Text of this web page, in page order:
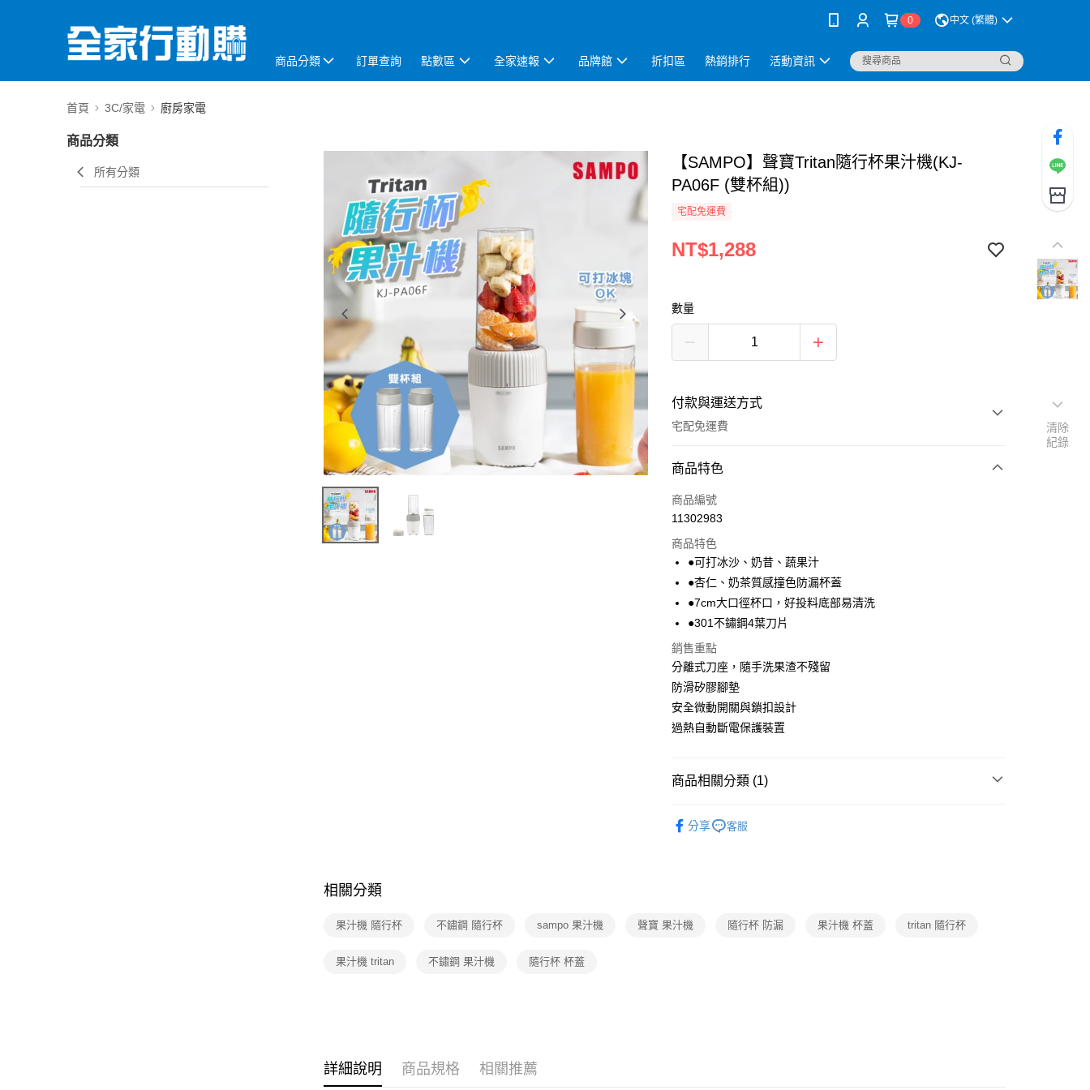
0 中文 (繁體)
商品分類 訂單查詢 點數區 全家速報 品牌館 折扣區 熱銷排行 活動資訊
首頁 3C/家電 廚房家電
商品分類
所有分類
【SAMPO】聲寶Tritan隨行杯果汁機(KJ-
PA06F (雙杯組))
宅配免運費
NT$1,288
數量
付款與運送方式
宅配免運費
付款方式
全家線上支付
運送方式
本島宅配-活動商品
免運費
離島宅配-常溫商品
免運費
商品特色
商品編號
11302983
商品特色
●可打冰沙、奶昔、蔬果汁
●杏仁、奶茶質感撞色防漏杯蓋
●7cm大口徑杯口，好投料底部易清洗
●301不鏽鋼4葉刀片
銷售重點
分離式刀座，隨手洗果渣不殘留
防滑矽膠腳墊
安全微動開關與鎖扣設計
過熱自動斷電保護裝置
商品相關分類 (1)
分享
客服
相關分類
果汁機 隨行杯 不鏽鋼 隨行杯 sampo 果汁機 聲寶 果汁機 隨行杯 防漏 果汁機 杯蓋 tritan 隨行杯
果汁機 tritan 不鏽鋼 果汁機 隨行杯 杯蓋
詳細說明 商品規格 相關推薦
清除
紀錄